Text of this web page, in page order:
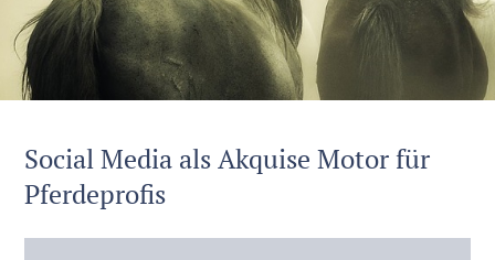
Social Media als Akquise Motor für
Pferdeprofis